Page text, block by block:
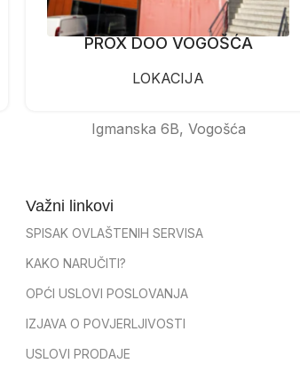
PROX DOO VOGOŠĆA
LOKACIJA
Igmanska 6B, Vogošća
Važni linkovi
SPISAK OVLAŠTENIH SERVISA
KAKO NARUČITI?
OPĆI USLOVI POSLOVANJA
IZJAVA O POVJERLJIVOSTI
USLOVI PRODAJE